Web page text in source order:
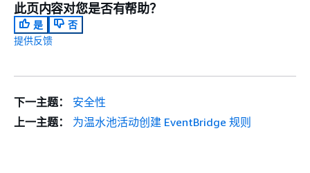
此页内容对您是否有帮助？
是
否
提供反馈
下一主题：
安全性
上一主题：
为温水池活动创建 EventBridge 规则